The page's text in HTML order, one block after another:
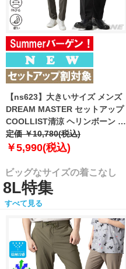
【ns623】大きいサイズ メンズ
DREAM MASTER セットアップ
COOLLIST清涼 ヘリンボーン ス
トレッチ パンツ 軽量 ウォッシャ
ブル スマリラ 春夏新作
定価 ￥10,780(税込)
￥5,990(税込)
ビッグなサイズの着こなし
8L特集
すべて見る